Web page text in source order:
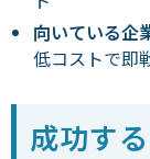
向いている企
低コストで即
成功す